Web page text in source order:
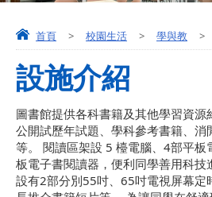
首頁 > 校園生活 > 學與教 >
設施介紹
圖書館提供各科書籍及其他學習資
公開試歷年試題、學科參考書籍、消
等。 閱讀區架設 5 檯電腦、4部平板
板電子書閱讀器，便利同學善用科技
設有2部分別55吋、65吋電視屏幕定